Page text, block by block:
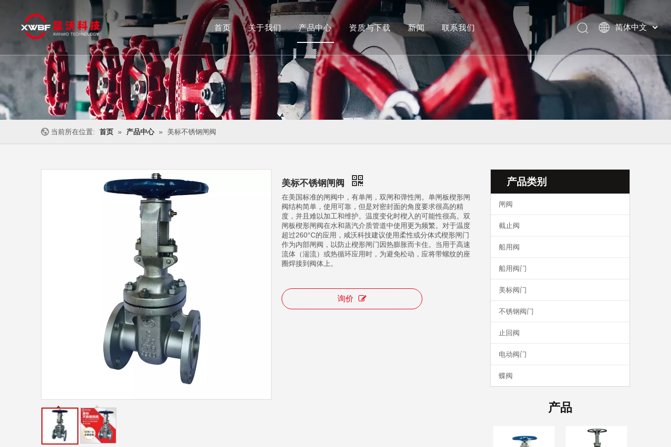
首页 关于我们 产品中心
闸阀 截止阀 船用阀 美标阀门
不锈钢阀门 止回阀 蝶阀
资质与下载 新闻 联系我们 简体中文
当前所在位置: 首页 » 产品中心 » 美标不锈钢闸阀
美标不锈钢闸阀
在美国标准的闸阀中，有单闸，双闸和弹性闸。单闸板楔形闸
阀结构简单，使用可靠，但是对密封面的角度要求很高的精
度，并且难以加工和维护。温度变化时楔入的可能性很高。双
闸板楔形闸阀在水和蒸汽介质管道中使用更为频繁。对于温度
超过260°C的应用，咸沃科技建议使用柔性或分体式楔形闸门
作为内部闸阀，以防止楔形闸门因热膨胀而卡住。当用于高速
流体（湍流）或热循环应用时，为避免松动，应将带螺纹的座
圈焊接到阀体上。
询价
产品类别
闸阀
截止阀
船用阀
船用阀门
美标阀门
不锈钢阀门
止回阀
电动阀门
蝶阀
产品